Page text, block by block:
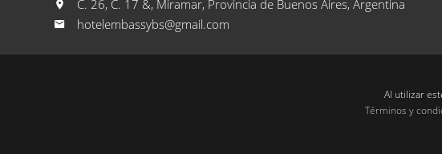
C. 26, C. 17 &, Miramar, Provincia de Buenos Aires, Argentina
hotelembassybs@gmail.com
Al utilizar
Términos y